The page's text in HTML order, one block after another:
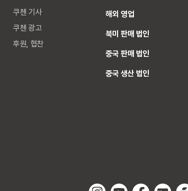
쿠첸 기사
쿠첸 광고
후원, 협찬
해외 영업
북미 판매 법인
중국 판매 법인
중국 생산 법인